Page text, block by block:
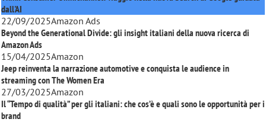
dall'AI
22/09/2025Amazon Ads
Beyond the Generational Divide: gli insight italiani della nuova ricerca di
Amazon Ads
15/04/2025Amazon
Jeep reinventa la narrazione automotive e conquista le audience in
streaming conThe Women Era
27/03/2025Amazon
Il “Tempo di qualità” per gli italiani: che cos’è e quali sono le opportunità per i
brand